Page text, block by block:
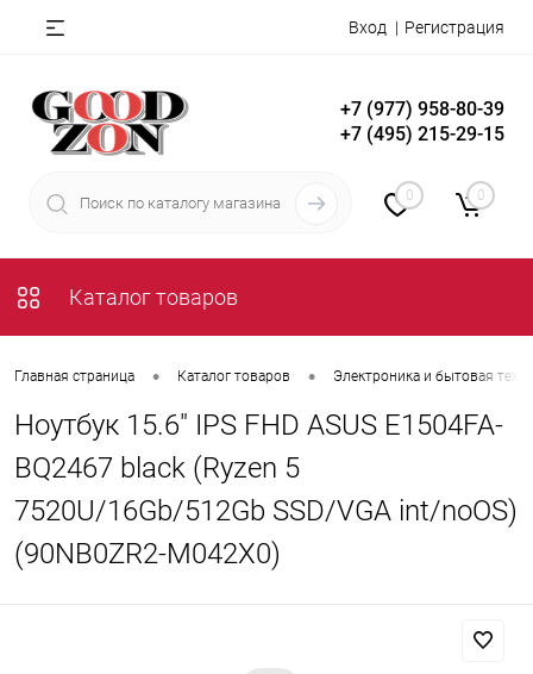
Вход Регистрация
+7 (977) 958-80-39
+7 (495) 215-29-15
0 0
Каталог товаров
Главная страница • Каталог товаров • Электроника и бытовая
Ноутбук 15.6" IPS FHD ASUS E1504FA-
BQ2467 black (Ryzen 5
7520U/16Gb/512Gb SSD/VGA int/noOS)
(90NB0ZR2-M042X0)